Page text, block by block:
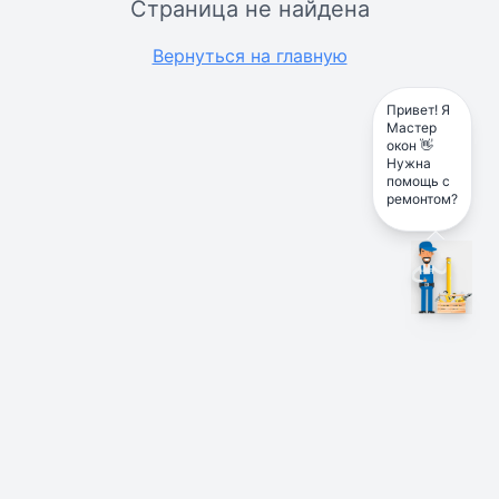
Страница не найдена
Вернуться на главную
Привет! Я
Мастер
окон 👋
Нужна
помощь с
ремонтом?